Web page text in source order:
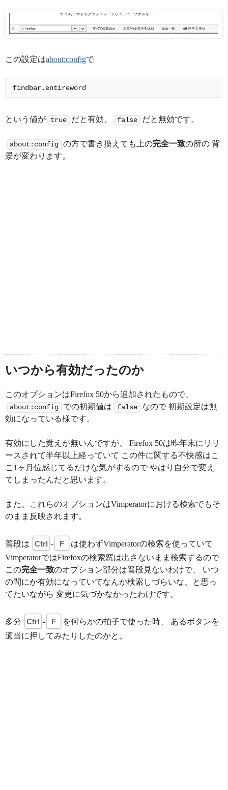
この設定はabout:configで
という値が true だと有効、 false だと無効です。
about:config の方で書き換えても上の完全一致の所の 背
景が変わります。
いつから有効だったのか
このオプションはFirefox 50から追加されたもので、
about:config での初期値は false
なので 初期設定は無
効になっている様です。
有効にした覚えが無いんですが、 Firefox 50は昨年末にリリ
ースされて半年以上経っていて この件に関する不快感はこ
こ1ヶ月位感じてるだけな気がするので やはり自分で変え
てしまったんだと思います。
また、これらのオプションはVimperatorにおける検索でもそ
のまま反映されます。
普段は Ctrl - F
は使わずVimperatorの検索を使っていて
VimperatorではFirefoxの検索窓は出さないまま検索するので
この完全一致のオプション部分は普段見ないわけで、 いつ
の間にか有効になっていてなんか検索しづらいな、と思っ
てたいながら 変更に気づかなかったわけです。
多分 Ctrl - F
を何らかの拍子で使った時、 あるボタンを
適当に押してみたりしたのかと。